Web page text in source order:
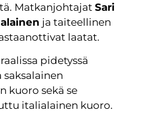
MatkanjohtajatSari
ja taiteellinen
laatat.
pidetyssä
kuoro sekä se
italialainen kuoro.